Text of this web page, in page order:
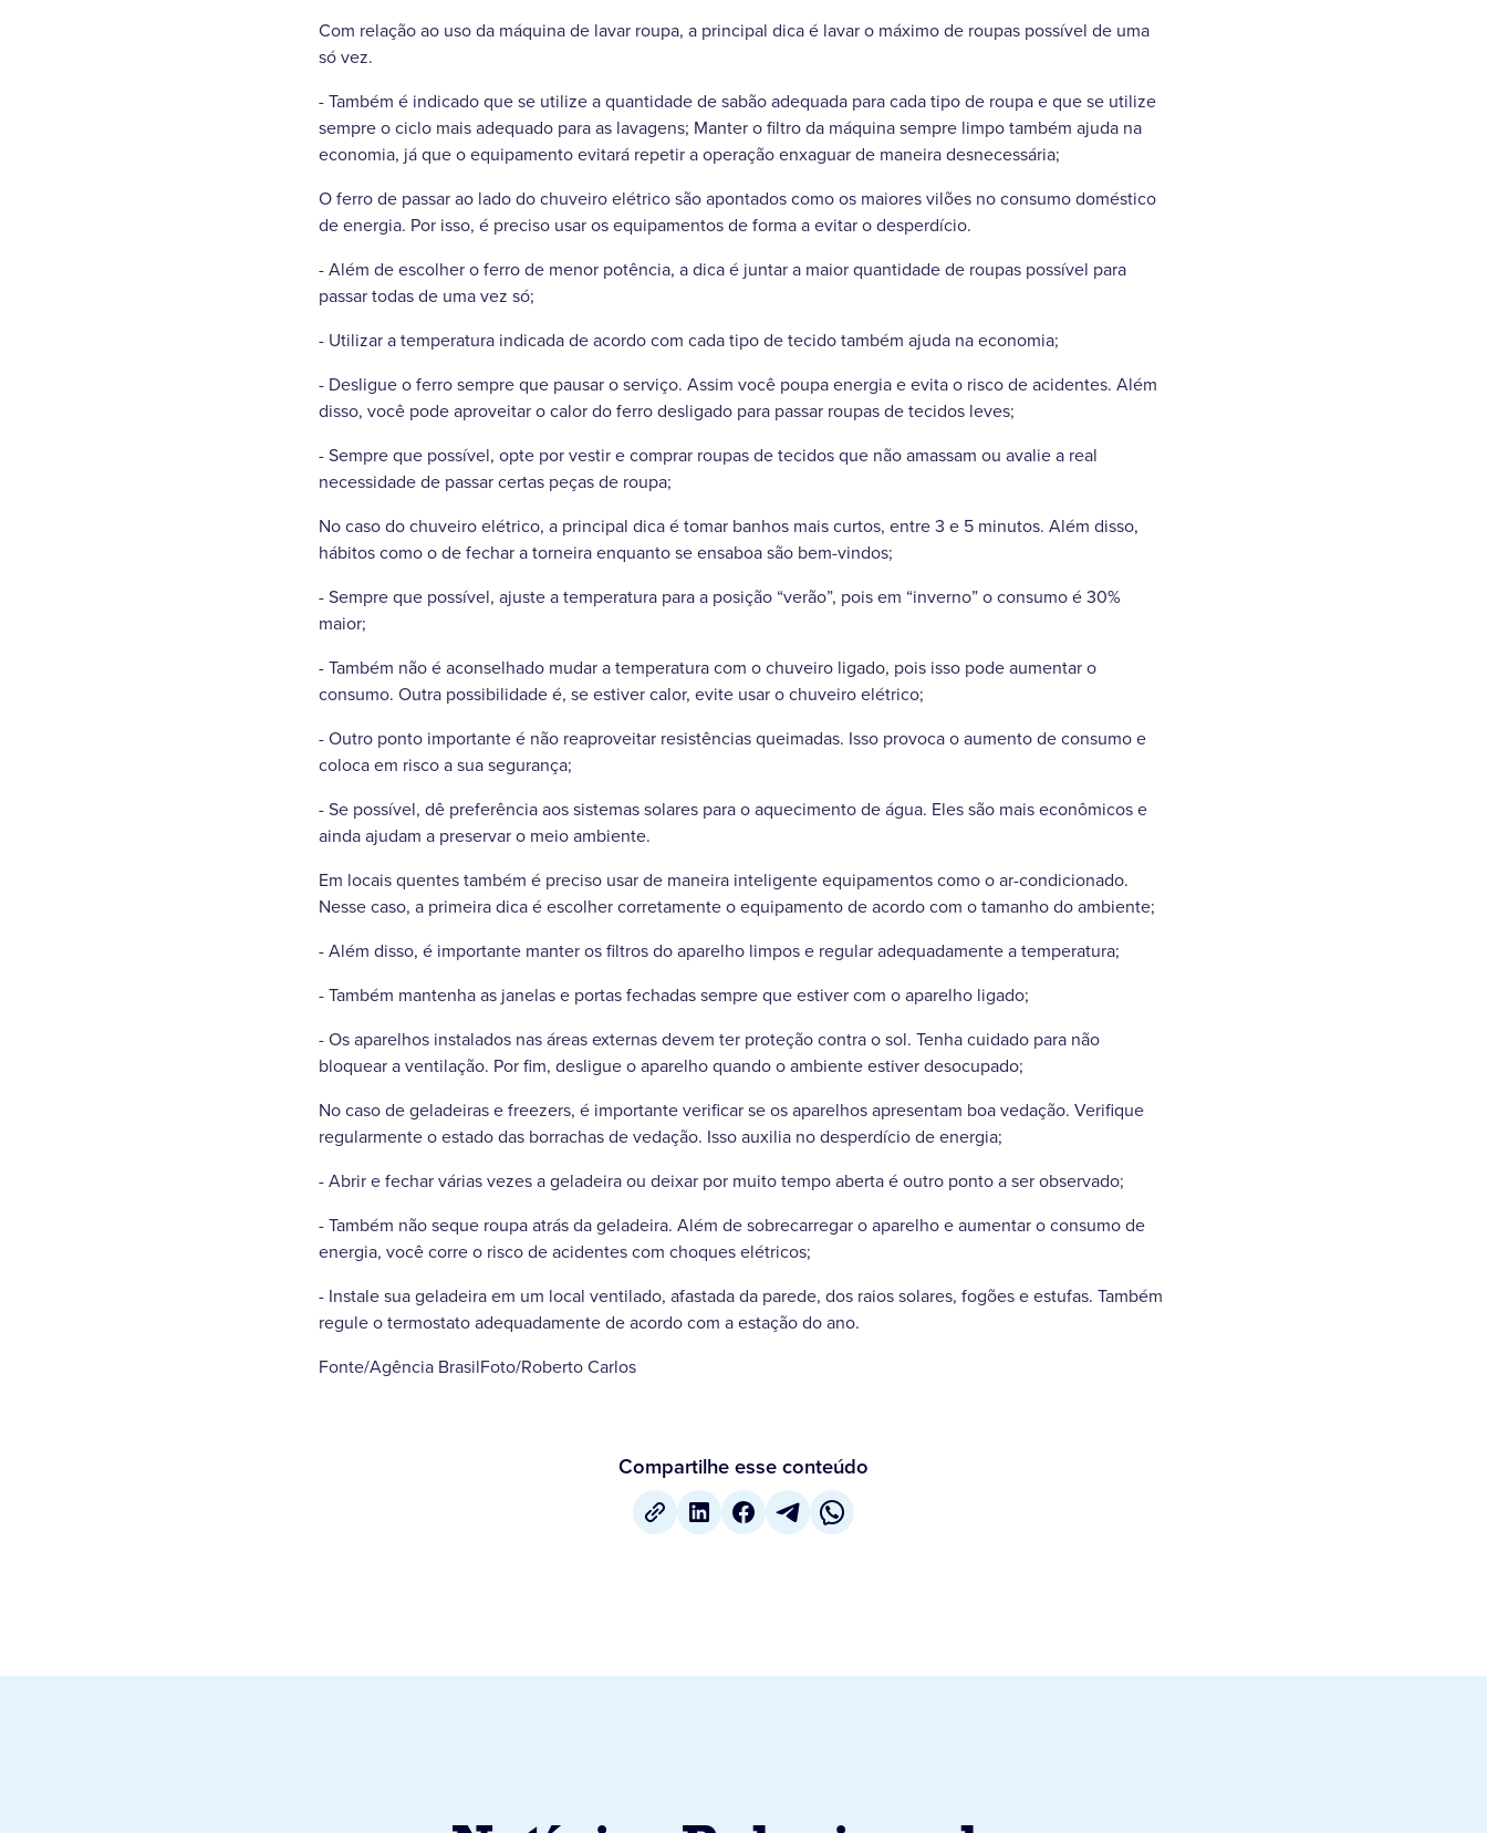
Com relação ao uso da máquina de lavar roupa, a principal dica é lavar o máximo de roupas possível de uma
só vez.
- Também é indicado que se utilize a quantidade de sabão adequada para cada tipo de roupa e que se utilize
sempre o ciclo mais adequado para as lavagens; Manter o filtro da máquina sempre limpo também ajuda na
economia, já que o equipamento evitará repetir a operação enxaguar de maneira desnecessária;
O ferro de passar ao lado do chuveiro elétrico são apontados como os maiores vilões no consumo doméstico
de energia. Por isso, é preciso usar os equipamentos de forma a evitar o desperdício.
- Além de escolher o ferro de menor potência, a dica é juntar a maior quantidade de roupas possível para
passar todas de uma vez só;
- Utilizar a temperatura indicada de acordo com cada tipo de tecido também ajuda na economia;
- Desligue o ferro sempre que pausar o serviço. Assim você poupa energia e evita o risco de acidentes. Além
disso, você pode aproveitar o calor do ferro desligado para passar roupas de tecidos leves;
- Sempre que possível, opte por vestir e comprar roupas de tecidos que não amassam ou avalie a real
necessidade de passar certas peças de roupa;
No caso do chuveiro elétrico, a principal dica é tomar banhos mais curtos, entre 3 e 5 minutos. Além disso,
hábitos como o de fechar a torneira enquanto se ensaboa são bem-vindos;
- Sempre que possível, ajuste a temperatura para a posição “verão”, pois em “inverno” o consumo é 30%
maior;
- Também não é aconselhado mudar a temperatura com o chuveiro ligado, pois isso pode aumentar o
consumo. Outra possibilidade é, se estiver calor, evite usar o chuveiro elétrico;
- Outro ponto importante é não reaproveitar resistências queimadas. Isso provoca o aumento de consumo e
coloca em risco a sua segurança;
- Se possível, dê preferência aos sistemas solares para o aquecimento de água. Eles são mais econômicos e
ainda ajudam a preservar o meio ambiente.
Em locais quentes também é preciso usar de maneira inteligente equipamentos como o ar-condicionado.
Nesse caso, a primeira dica é escolher corretamente o equipamento de acordo com o tamanho do ambiente;
- Além disso, é importante manter os filtros do aparelho limpos e regular adequadamente a temperatura;
- Também mantenha as janelas e portas fechadas sempre que estiver com o aparelho ligado;
- Os aparelhos instalados nas áreas externas devem ter proteção contra o sol. Tenha cuidado para não
bloquear a ventilação. Por fim, desligue o aparelho quando o ambiente estiver desocupado;
No caso de geladeiras e freezers, é importante verificar se os aparelhos apresentam boa vedação. Verifique
regularmente o estado das borrachas de vedação. Isso auxilia no desperdício de energia;
- Abrir e fechar várias vezes a geladeira ou deixar por muito tempo aberta é outro ponto a ser observado;
- Também não seque roupa atrás da geladeira. Além de sobrecarregar o aparelho e aumentar o consumo de
energia, você corre o risco de acidentes com choques elétricos;
- Instale sua geladeira em um local ventilado, afastada da parede, dos raios solares, fogões e estufas. Também
regule o termostato adequadamente de acordo com a estação do ano.
Fonte/Agência BrasilFoto/Roberto Carlos
Compartilhe esse conteúdo